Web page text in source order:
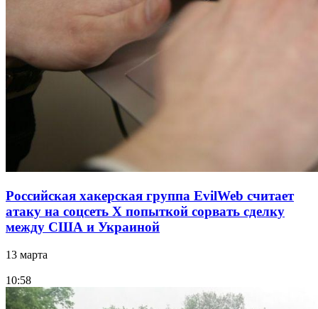
Российская хакерская группа EvilWeb считает
атаку на соцсеть Х попыткой сорвать сделку
между США и Украиной
13 марта
10:58